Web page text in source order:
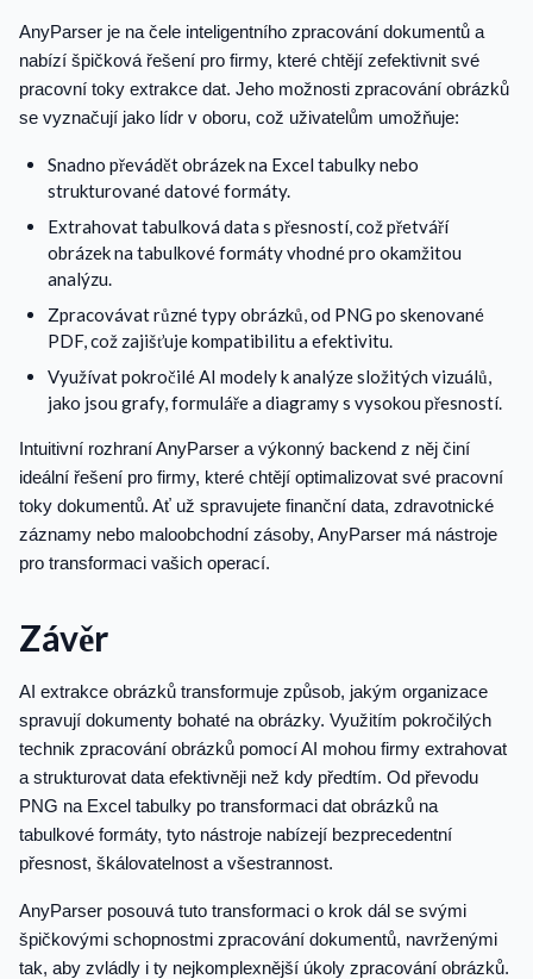
AnyParser je na čele inteligentního zpracování dokumentů a
nabízí špičková řešení pro firmy, které chtějí zefektivnit své
pracovní toky extrakce dat. Jeho možnosti zpracování obrázků
se vyznačují jako lídr v oboru, což uživatelům umožňuje:
Snadno převádět obrázek na Excel tabulky nebo
strukturované datové formáty.
Extrahovat tabulková data s přesností, což přetváří
obrázek na tabulkové formáty vhodné pro okamžitou
analýzu.
Zpracovávat různé typy obrázků, od PNG po skenované
PDF, což zajišťuje kompatibilitu a efektivitu.
Využívat pokročilé AI modely k analýze složitých vizuálů,
jako jsou grafy, formuláře a diagramy s vysokou přesností.
Intuitivní rozhraní AnyParser a výkonný backend z něj činí
ideální řešení pro firmy, které chtějí optimalizovat své pracovní
toky dokumentů. Ať už spravujete finanční data, zdravotnické
záznamy nebo maloobchodní zásoby, AnyParser má nástroje
pro transformaci vašich operací.
Závěr
AI extrakce obrázků transformuje způsob, jakým organizace
spravují dokumenty bohaté na obrázky. Využitím pokročilých
technik zpracování obrázků pomocí AI mohou firmy extrahovat
a strukturovat data efektivněji než kdy předtím. Od převodu
PNG na Excel tabulky po transformaci dat obrázků na
tabulkové formáty, tyto nástroje nabízejí bezprecedentní
přesnost, škálovatelnost a všestrannost.
AnyParser posouvá tuto transformaci o krok dál se svými
špičkovými schopnostmi zpracování dokumentů, navrženými
tak, aby zvládly i ty nejkomplexnější úkoly zpracování obrázků.